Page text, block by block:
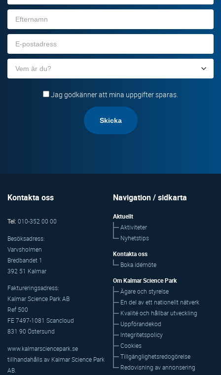
Efternamn
post
Organisation
Jag godkänner att mina uppgifter sparas.
Kontakta oss
Tel: 010-352 00 00
Besöksadress:
Varvsholmen
Bredbandet 1
392 51 Kalmar
Faktureringsadress:
Kalmar Science Park AB
Ref 500
FE 7497-1081 Scancloud
831 90 Östersund
www.kalmarsciencepark.se
tillhandahålls av Kalmar Science Park
AB.
Navigation / sidkarta
Aktuellt
Aktiviteter
Nyhetstips
Kontakta oss
Boka idémöte
Om Kalmar Science Park
Ägare och styrelse
En del av ett nationellt nätverk
Kvalité och hållbar utveckling
Uppförandekod
Integritetspolicy
Cookies
Tillgänglighetsredogörelse
Redovisning av annonsering